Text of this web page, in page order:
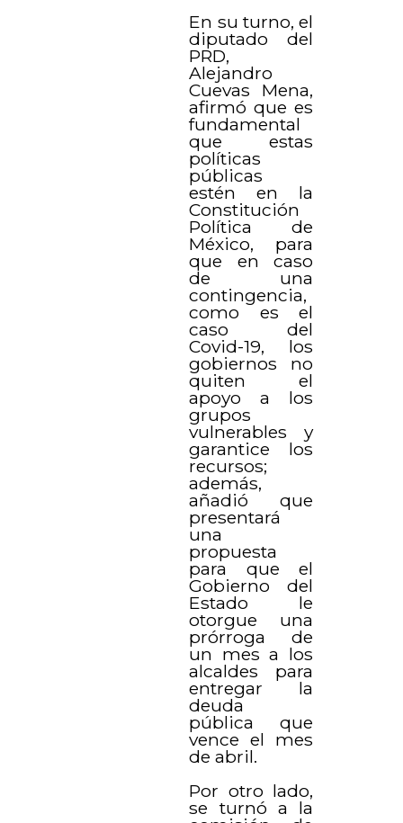
En su turno, el
diputado del
PRD,
Alejandro
Cuevas Mena,
afirmó que es
fundamental
que estas
políticas
públicas
estén en la
Constitución
Política de
México, para
que en caso
de una
contingencia,
como es el
caso del
Covid-19, los
gobiernos no
quiten el
apoyo a los
grupos
vulnerables y
garantice los
recursos;
además,
añadió que
presentará
una
propuesta
para que el
Gobierno del
Estado le
otorgue una
prórroga de
un mes a los
alcaldes para
entregar la
deuda
pública que
vence el mes
de abril.
Por otro lado,
se turnó a la